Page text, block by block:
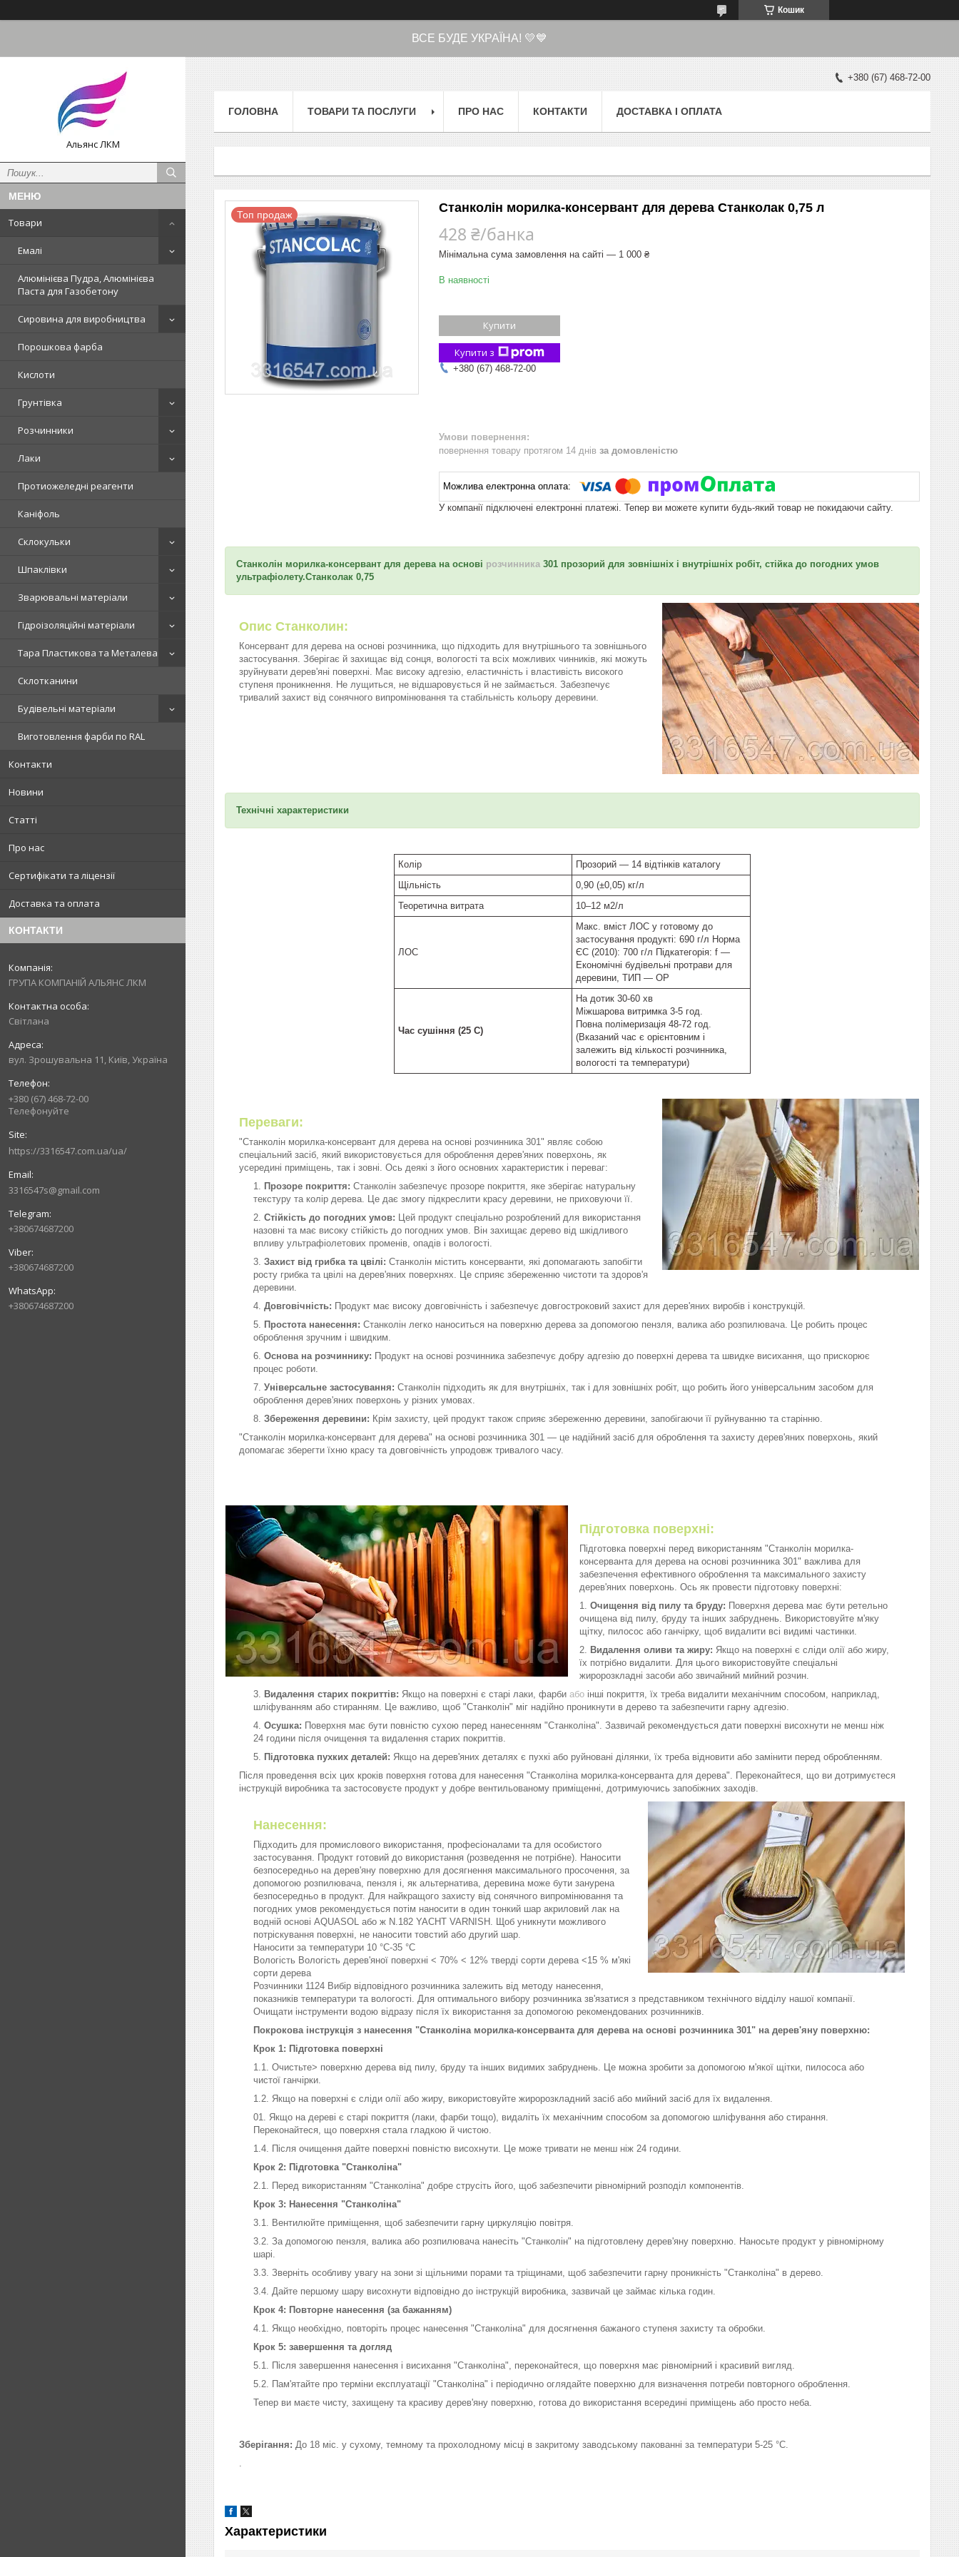
Кошик
ВСЕ БУДЕ УКРАЇНА! 💛💙
Альянс ЛКМ
Товари
Емалі
Алюмінієва Пудра, Алюмінієва
Паста для Газобетону
Сировина для виробництва
Порошкова фарба
Кислоти
Грунтівка
Розчинники
Лаки
Протиожеледні реагенти
Каніфоль
Склокульки
Шпаклівки
Зварювальні матеріали
Гідроізоляційні матеріали
Тара Пластикова та Металева
Склотканини
Будівельні матеріали
Виготовлення фарби по RAL
Контакти
Новини
Статті
Про нас
Сертифікати та ліцензії
Доставка та оплата
КОНТАКТИ
ГРУПА КОМПАНІЙ АЛЬЯНС ЛКМ
Світлана
вул. Зрошувальна 11, Київ, Україна
+380 (67) 468-72-00
Телефонуйте
https://3316547.com.ua/ua/
3316547s@gmail.com
+380674687200
+380674687200
+380674687200
+380 (67) 468-72-00
ГОЛОВНА ТОВАРИ ТА ПОСЛУГИ ПРО НАС КОНТАКТИ ДОСТАВКА І ОПЛАТА
Топ продаж Станколін морилка-консервант для дерева Станколак 0,75 л
428 ₴/банка
Мінімальна сума замовлення на сайті — 1 000 ₴
В наявності
Купити
Купити з
+380 (67) 468-72-00
повернення товару протягом 14 днів за домовленістю
У компанії підключені електронні платежі. Тепер ви можете купити будь-який товар не покидаючи сайту.
Станколін морилка-консервант для дерева на основі розчинника 301 прозорий для зовнішніх і внутрішніх робіт, стійка до погодних умов
ультрафіолету.Станколак 0,75
Опис Станколин:
Консервант для дерева на основі розчинника, що підходить для внутрішнього та зовнішнього
застосування. Зберігає й захищає від сонця, вологості та всіх можливих чинників, які можуть
зруйнувати дерев'яні поверхні. Має високу адгезію, еластичність і властивість високого
ступеня проникнення. Не лущиться, не відшаровується й не займається. Забезпечує
тривалий захист від сонячного випромінювання та стабільність кольору деревини.
Технічні характеристики
Колір
Прозорий — 14 відтінків каталогу
Щільність
0,90 (±0,05) кг/л
Теоретична витрата
10–12 м2/л
ЛОС
Макс. вміст ЛОС у готовому до
застосування продукті: 690 г/л Норма
ЄС (2010): 700 г/л Підкатегорія: f —
Економічні будівельні протрави для
деревини, ТИП — ОР
Час сушіння (25 C)
На дотик 30-60 хв
Міжшарова витримка 3-5 год.
Повна полімеризація 48-72 год.
(Вказаний час є орієнтовним і
залежить від кількості розчинника,
вологості та температури)
Переваги:
"Станколін морилка-консервант для дерева на основі розчинника 301" являє собою
спеціальний засіб, який використовується для оброблення дерев'яних поверхонь, як
усередині приміщень, так і зовні. Ось деякі з його основних характеристик і переваг:
Прозоре покриття: Станколін забезпечує прозоре покриття, яке зберігає натуральну
текстуру та колір дерева. Це дає змогу підкреслити красу деревини, не приховуючи її.
Стійкість до погодних умов: Цей продукт спеціально розроблений для використання
назовні та має високу стійкість до погодних умов. Він захищає дерево від шкідливого
впливу ультрафіолетових променів, опадів і вологості.
Захист від грибка та цвілі: Станколін містить консерванти, які допомагають запобігти
росту грибка та цвілі на дерев'яних поверхнях. Це сприяє збереженню чистоти та здоров'я
деревини.
Довговічність: Продукт має високу довговічність і забезпечує довгостроковий захист для дерев'яних виробів і конструкцій.
Простота нанесення: Станколін легко наноситься на поверхню дерева за допомогою пензля, валика або розпилювача. Це робить процес
оброблення зручним і швидким.
Основа на розчиннику: Продукт на основі розчинника забезпечує добру адгезію до поверхні дерева та швидке висихання, що прискорює
процес роботи.
Універсальне застосування: Станколін підходить як для внутрішніх, так і для зовнішніх робіт, що робить його універсальним засобом для
оброблення дерев'яних поверхонь у різних умовах.
Збереження деревини: Крім захисту, цей продукт також сприяє збереженню деревини, запобігаючи її руйнуванню та старінню.
"Станколін морилка-консервант для дерева" на основі розчинника 301 — це надійний засіб для оброблення та захисту дерев'яних поверхонь, який
допомагає зберегти їхню красу та довговічність упродовж тривалого часу.
Підготовка поверхні:
Підготовка поверхні перед використанням "Станколін морилка-
консерванта для дерева на основі розчинника 301" важлива для
забезпечення ефективного оброблення та максимального захисту
дерев'яних поверхонь. Ось як провести підготовку поверхні:
Очищення від пилу та бруду: Поверхня дерева має бути ретельно
очищена від пилу, бруду та інших забруднень. Використовуйте м'яку
щітку, пилосос або ганчірку, щоб видалити всі видимі частинки.
Видалення оливи та жиру: Якщо на поверхні є сліди олії або жиру,
їх потрібно видалити. Для цього використовуйте спеціальні
жиророзкладні засоби або звичайний мийний розчин.
Видалення старих покриттів: Якщо на поверхні є старі лаки, фарби або інші покриття, їх треба видалити механічним способом, наприклад,
шліфуванням або стиранням. Це важливо, щоб "Станколін" міг надійно проникнути в дерево та забезпечити гарну адгезію.
Осушка: Поверхня має бути повністю сухою перед нанесенням "Станколіна". Зазвичай рекомендується дати поверхні висохнути не менш ніж
24 години після очищення та видалення старих покриттів.
Підготовка пухких деталей: Якщо на дерев'яних деталях є пухкі або руйновані ділянки, їх треба відновити або замінити перед обробленням.
Після проведення всіх цих кроків поверхня готова для нанесення "Станколіна морилка-консерванта для дерева". Переконайтеся, що ви дотримуєтеся
інструкцій виробника та застосовуєте продукт у добре вентильованому приміщенні, дотримуючись запобіжних заходів.
Нанесення:
Підходить для промислового використання, професіоналами та для особистого
застосування. Продукт готовий до використання (розведення не потрібне). Наносити
безпосередньо на дерев'яну поверхню для досягнення максимального просочення, за
допомогою розпилювача, пензля і, як альтернатива, деревина може бути занурена
безпосередньо в продукт. Для найкращого захисту від сонячного випромінювання та
погодних умов рекомендується потім наносити в один тонкий шар акриловий лак на
водній основі AQUASOL або ж N.182 YACHT VARNISH. Щоб уникнути можливого
потріскування поверхні, не наносити товстий або другий шар.
Наносити за температури 10 °C-35 °C
Вологість Вологість дерев'яної поверхні < 70% < 12% тверді сорти дерева <15 % м'які
сорти дерева
Розчинники 1124 Вибір відповідного розчинника залежить від методу нанесення,
показників температури та вологості. Для оптимального вибору розчинника зв'язатися з представником технічного відділу нашої компанії.
Очищати інструменти водою відразу після їх використання за допомогою рекомендованих розчинників.
Покрокова інструкція з нанесення "Станколіна морилка-консерванта для дерева на основі розчинника 301" на дерев'яну поверхню:
Крок 1: Підготовка поверхні
1.1. Очистьте> поверхню дерева від пилу, бруду та інших видимих забруднень. Це можна зробити за допомогою м'якої щітки, пилососа або
чистої ганчірки.
1.2. Якщо на поверхні є сліди олії або жиру, використовуйте жиророзкладний засіб або мийний засіб для їх видалення.
01. Якщо на дереві є старі покриття (лаки, фарби тощо), видаліть їх механічним способом за допомогою шліфування або стирання.
Переконайтеся, що поверхня стала гладкою й чистою.
1.4. Після очищення дайте поверхні повністю висохнути. Це може тривати не менш ніж 24 години.
Крок 2: Підготовка "Станколіна"
2.1. Перед використанням "Станколіна" добре струсіть його, щоб забезпечити рівномірний розподіл компонентів.
Крок 3: Нанесення "Станколіна"
3.1. Вентилюйте приміщення, щоб забезпечити гарну циркуляцію повітря.
3.2. За допомогою пензля, валика або розпилювача нанесіть "Станколін" на підготовлену дерев'яну поверхню. Наносьте продукт у рівномірному
шарі.
3.3. Зверніть особливу увагу на зони зі щільними порами та тріщинами, щоб забезпечити гарну проникність "Станколіна" в дерево.
3.4. Дайте першому шару висохнути відповідно до інструкцій виробника, зазвичай це займає кілька годин.
Крок 4: Повторне нанесення (за бажанням)
4.1. Якщо необхідно, повторіть процес нанесення "Станколіна" для досягнення бажаного ступеня захисту та обробки.
Крок 5: завершення та догляд
5.1. Після завершення нанесення і висихання "Станколіна", переконайтеся, що поверхня має рівномірний і красивий вигляд.
5.2. Пам'ятайте про терміни експлуатації "Станколіна" і періодично оглядайте поверхню для визначення потреби повторного оброблення.
Тепер ви маєте чисту, захищену та красиву дерев'яну поверхню, готова до використання всередині приміщень або просто неба.
Зберігання: До 18 міс. у сухому, темному та прохолодному місці в закритому заводському пакованні за температури 5-25 °C.
Характеристики